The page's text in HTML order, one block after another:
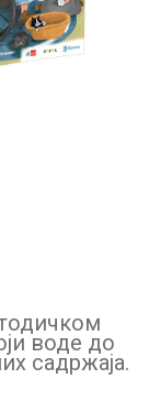
воде до
садржаја.